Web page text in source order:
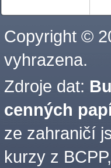
Copyright ©
vyhrazena.
Zdroje dat:
cenných
ze zahraničí
kurzy z